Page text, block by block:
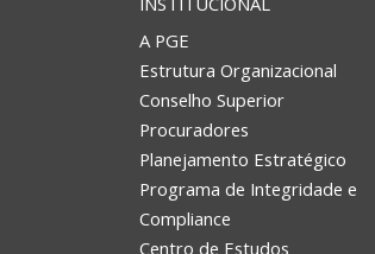
A PGE
Estrutura Organizacional
Conselho Superior
Procuradores
Planejamento Estratégico
Programa de Integridade e
Compliance
Centro de Estudos